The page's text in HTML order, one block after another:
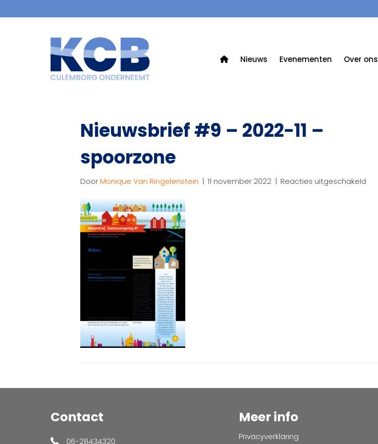
Nieuws Evenementen Over ons
Nieuwsbrief #9 – 2022-11 –
spoorzone
DoorMonique Van Ringelenstein | 11 november 2022 | Reacties uitgeschakeld
Contact
06-28434320
Meer info
Privacyverklaring